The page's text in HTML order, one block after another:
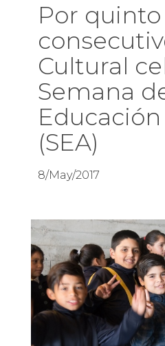
Por
Cultural
Semana
(SEA)
8/May/2017